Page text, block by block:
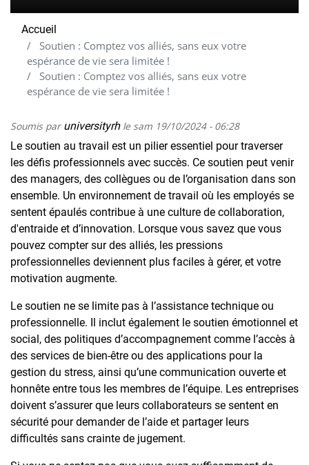
Accueil
Soutien : Comptez vos alliés, sans eux votre
espérance de vie sera limitée !
Soutien : Comptez vos alliés, sans eux votre
espérance de vie sera limitée !
Soumis par universityrhle sam 19/10/2024 - 06:28
Le soutien au travail est un pilier essentiel pour traverser
les défis professionnels avec succès. Ce soutien peut venir
des managers, des collègues ou de l’organisation dans son
ensemble. Un environnement de travail où les employés se
sentent épaulés contribue à une culture de collaboration,
d'entraide et d’innovation. Lorsque vous savez que vous
pouvez compter sur des alliés, les pressions
professionnelles deviennent plus faciles à gérer, et votre
motivation augmente.
Le soutien ne se limite pas à l’assistance technique ou
professionnelle. Il inclut également le soutien émotionnel et
social, des politiques d’accompagnement comme l’accès à
des services de bien-être ou des applications pour la
gestion du stress, ainsi qu’une communication ouverte et
honnête entre tous les membres de l’équipe. Les entreprises
doivent s’assurer que leurs collaborateurs se sentent en
sécurité pour demander de l’aide et partager leurs
difficultés sans crainte de jugement.